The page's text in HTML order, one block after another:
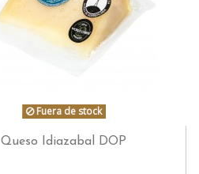
Fuera de stock
Queso Idiazabal DOP